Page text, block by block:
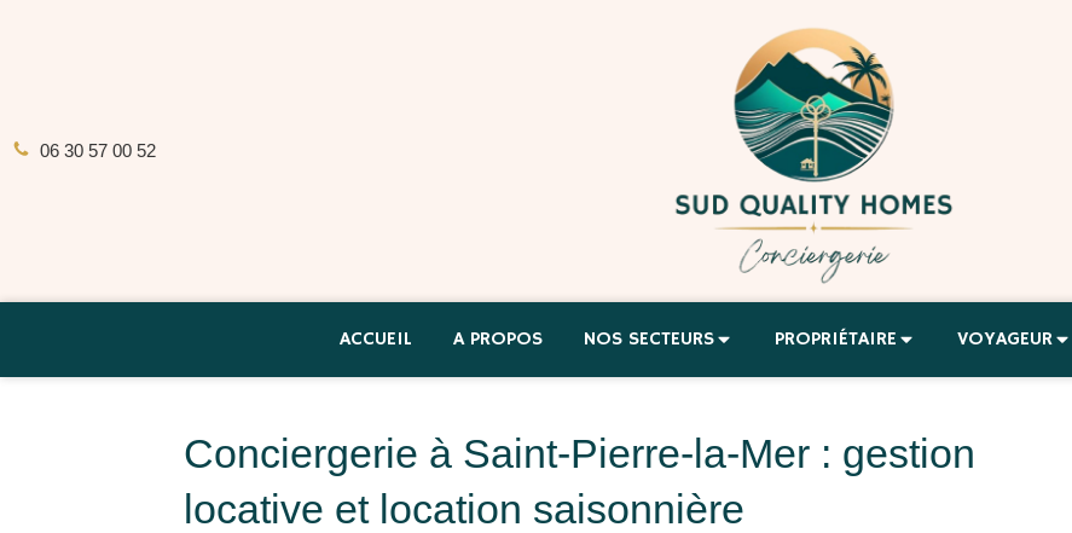
06 30 57 00 52
ACCUEIL A PROPOS NOS SECTEURS PROPRIÉTAIRE VOYAGEUR
Conciergerie à Saint-Pierre-la-Mer : gestion
locative et location saisonnière